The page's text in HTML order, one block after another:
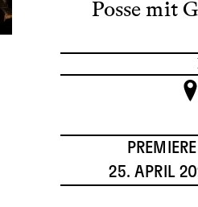
Posse mit
PREMIERE
25. APRIL